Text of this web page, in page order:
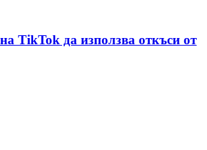
TikTok да използва откъси от